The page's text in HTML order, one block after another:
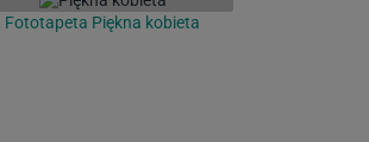
Fototapeta Piękna kobieta